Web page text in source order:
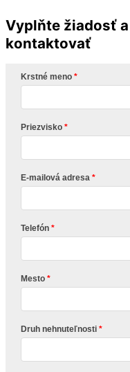
Vyplňte žiadosť
kontaktovať
Krstné meno
Priezvisko
E-mailová adresa
Telefón
Mesto
Druh nehnuteľnosti